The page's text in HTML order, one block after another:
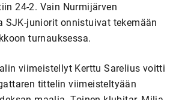
24-2. Vain Nurmijärven
SJK-juniorit onnistuivat tekemään
turnauksessa.
viimeistellyt Kerttu Sarelius voitti
tittelin viimeisteltyään